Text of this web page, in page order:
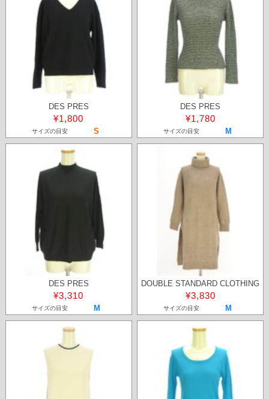
DES PRES
¥1,800
サイズの目安 S
DES PRES
¥1,780
サイズの目安 M
DES PRES
¥3,310
サイズの目安 M
DOUBLE STANDARD CLOTHING
¥3,830
サイズの目安 M